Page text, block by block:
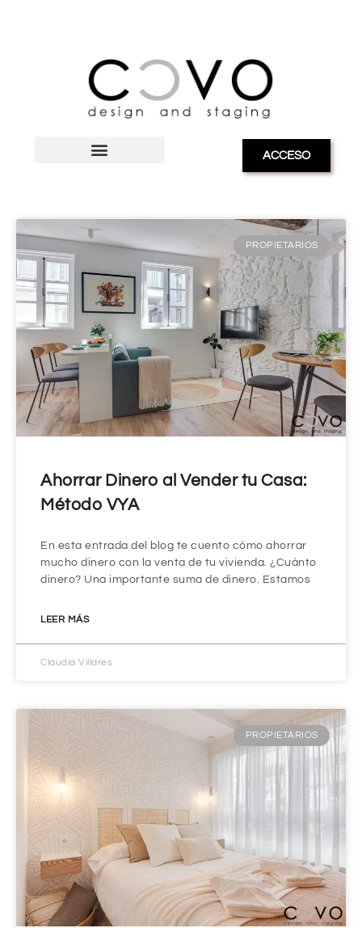
ACCESO
PROPIETARIOS
Ahorrar Dinero al Vender tu Casa:
Método VYA
En esta entrada del blog te cuento cómo ahorrar
mucho dinero con la venta de tu vivienda. ¿Cuánto
dinero? Una importante suma de dinero. Estamos
LEER MÁS
Claudia Villares
PROPIETARIOS